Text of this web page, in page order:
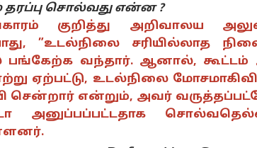
சொல்வது என்ன ?
குறித்து அறிவாலய
”உடல்நிலை சரியில்லாத
பங்கேற்க வந்தார். ஆனால், கூட்டம்
ஏற்பட்டு, உடல்நிலை
சென்றார் என்றும், அவர்
அனுப்பப்பட்டதாக
அப்பாடா..!
காலையிலேயே
ஜாக்பாட்.! 202
ரூபாய் குறைந்தது
சிலிண்டர் விலை-
வெளியான சூப்பர்
அறிவிப்பு
TN Weather
காற்றழுத்த
நிலை..
தமிழ்நாட்டில்
இன்று
கனமழை..
அரசியல் இந்தியா